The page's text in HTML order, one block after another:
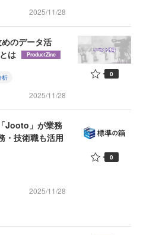
2025/11/28
のデータ活
は
ProductZine
析
2025/11/28
0
Jooto」が業務
・技術職も活用
2025/11/28
0